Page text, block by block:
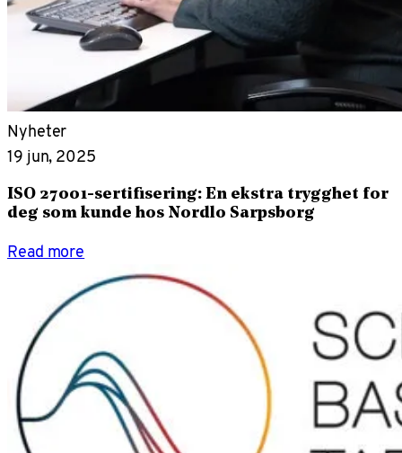
Nyheter
19 jun, 2025
ISO 27001-sertifisering: En ekstra trygghet for
deg som kunde hos Nordlo Sarpsborg
Read more